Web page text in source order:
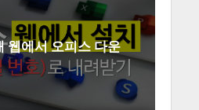
웹에서 오피스 다운